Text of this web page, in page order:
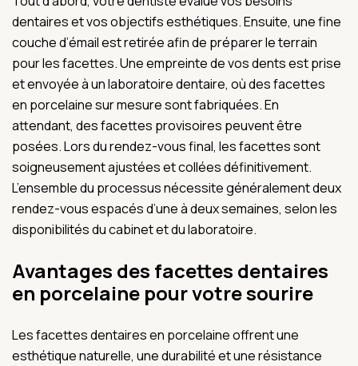
dentaires et vos objectifs esthétiques. Ensuite, une fine
couche d’émail est retirée afin de préparer le terrain
pour les facettes. Une empreinte de vos dents est prise
et envoyée à un laboratoire dentaire, où des facettes
en porcelaine sur mesure sont fabriquées. En
attendant, des facettes provisoires peuvent être
posées. Lors du rendez-vous final, les facettes sont
soigneusement ajustées et collées définitivement.
L’ensemble du processus nécessite généralement deux
rendez-vous espacés d’une à deux semaines, selon les
disponibilités du cabinet et du laboratoire.
Avantages des facettes dentaires
en porcelaine pour votre sourire
Les facettes dentaires en porcelaine offrent une
esthétique naturelle, une durabilité et une résistance